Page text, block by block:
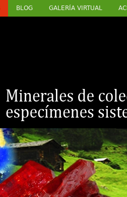
BLOG GALERÍA VIRTUAL